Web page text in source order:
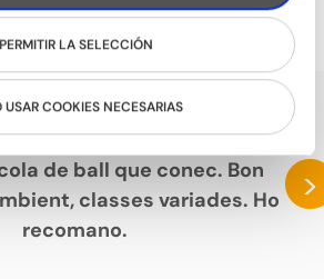
PERMITIR LA SELECCIÓN
USAR COOKIES NECESARIAS
de ball que conec. Bon
classes variades. Ho
recomano.
>